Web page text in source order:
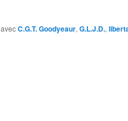
C.G.T. Goodyeaur, G.L.J.D.,